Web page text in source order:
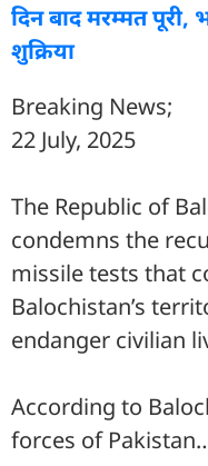
दिन बाद मरम्मत
शुक्रिया
Breaking News;
22 July, 2025
The Republic of
condemns the
missile tests that
Balochistan’s
endanger civilian
According to
forces of